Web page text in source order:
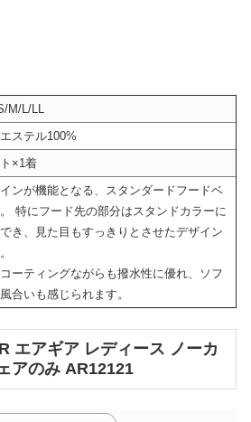
M/L/LL
ステル100%
×1着
ンが機能となる、スタンダードフードベ
特にフード先の部分はスタンドカラーに
き、見た目もすっきりとさせたデザイン
ーティングながらも撥水性に優れ、ソフ
合いも感じられます。
エアギア レディース ノーカ
アのみ AR12121